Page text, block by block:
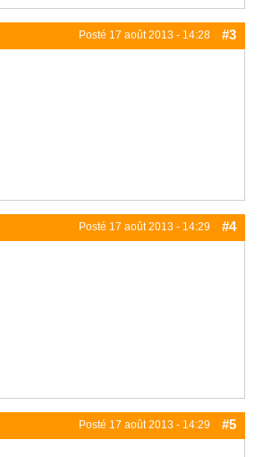
Posté 17 août 2013 - 14:28 #3
Posté 17 août 2013 - 14:29 #4
Posté 17 août 2013 - 14:29 #5